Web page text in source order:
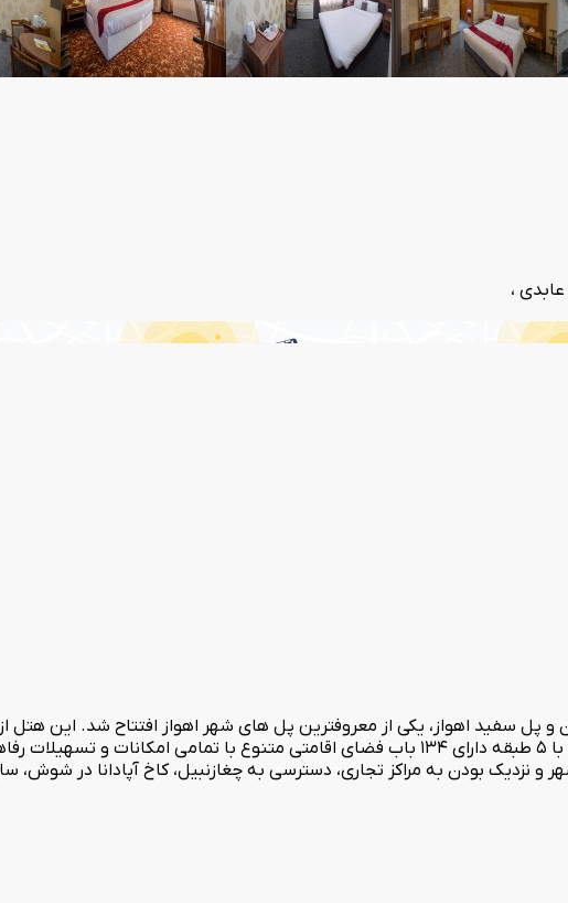
در کنار رودخانه زیبای کارون و پل سفید اهواز، یکی از معروفترین پل های شهر اهواز
که آخرین بازسازی آن در سال 1393 صورت پذیرفته است. هتل پارس با 5 طبقه دارای 134 باب فضای اقامتی
نزدیک بودن به مراکز تجاری، دسترسی به چغازنبیل، کاخ آپادانا در شوش،